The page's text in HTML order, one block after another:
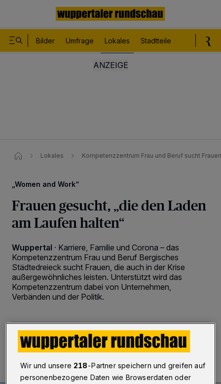
Bilder Umfrage Lokales Stadtteile
Lokales Kompetenzzentrum Frau und Beruf sucht
„Women and Work“
Frauen gesucht, „die den Laden
am Laufen halten“
Wuppertal · Karriere, Familie und Corona – das
Kompetenzzentrum Frau und Beruf Bergisches
Städtedreieck sucht Frauen, die auch in der Krise
außergewöhnliches leisten. Unterstützt wird das
Kompetenzzentrum dabei von Unternehmen,
Verbänden und der Politik.
21.09.2020 , 08:55 Uhr 2 Minuten Lesezeit
Wir und unsere 218-Partner speichern und greifen auf
personenbezogene Daten wie Browserdaten oder